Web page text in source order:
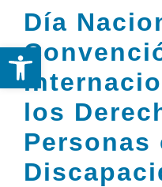
Abrir barra de herramientas
Federación
DCA
Servicios y Recursos
Noticias
Día
los
Personas